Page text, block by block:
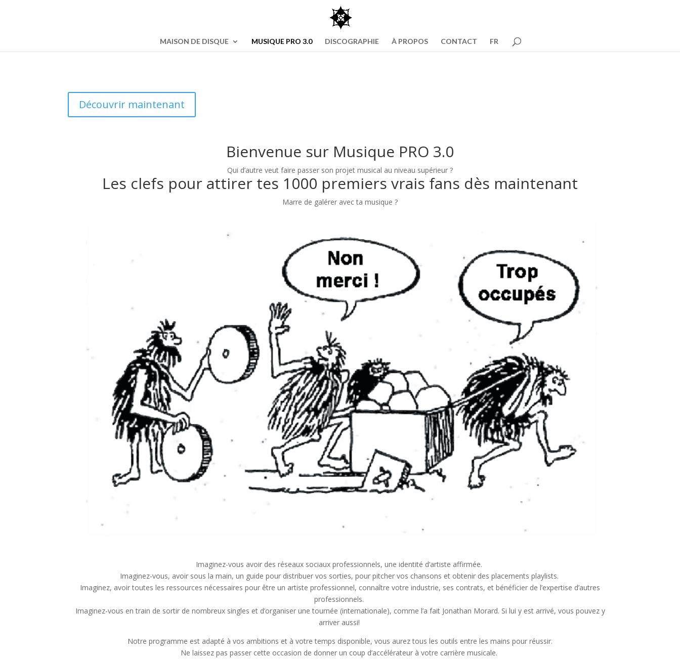
MAISON DE DISQUE MUSIQUE PRO 3.0 DISCOGRAPHIE À PROPOS CONTACT FR
Découvrir maintenant
Bienvenue sur Musique PRO 3.0
Qui d’autre veut faire passer son projet musical au niveau supérieur ?
Les clefs pour attirer tes 1000 premiers vrais fans dès maintenant
Marre de galérer avec ta musique ?
Imaginez-vous avoir des réseaux sociaux professionnels, une identité d’artiste affirmée.
Imaginez-vous, avoir sous la main, un guide pour distribuer vos sorties, pour pitcher vos chansons et obtenir des placements playlists.
Imaginez, avoir toutes les ressources nécessaires pour être un artiste professionnel, connaître votre industrie, ses contrats, et bénéficier de l’expertise d’autres
professionnels.
Imaginez-vous en train de sortir de nombreux singles et d’organiser une tournée (internationale), comme l’a fait Jonathan Morard. Si lui y est arrivé, vous pouvez y
arriver aussi!
Notre programme est adapté à vos ambitions et à votre temps disponible, vous aurez tous les outils entre les mains pour réussir.
Ne laissez pas passer cette occasion de donner un coup d’accélérateur à votre carrière musicale.